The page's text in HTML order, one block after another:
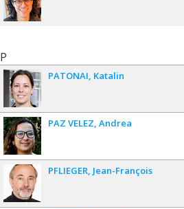
P
PATONAI Katalin
PAZ VELEZ Andrea
PFLIEGER Jean-François